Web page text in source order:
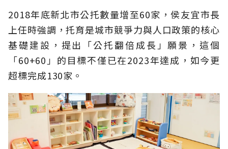
2018年底新北市公托數量增至60家，侯友宜市長
上任時強調，托育是城市競爭力與人口政策的核心
基礎建設，提出「公托翻倍成長」願景，這個
「60+60」的目標不僅已在2023年達成，如今更
超標完成130家。